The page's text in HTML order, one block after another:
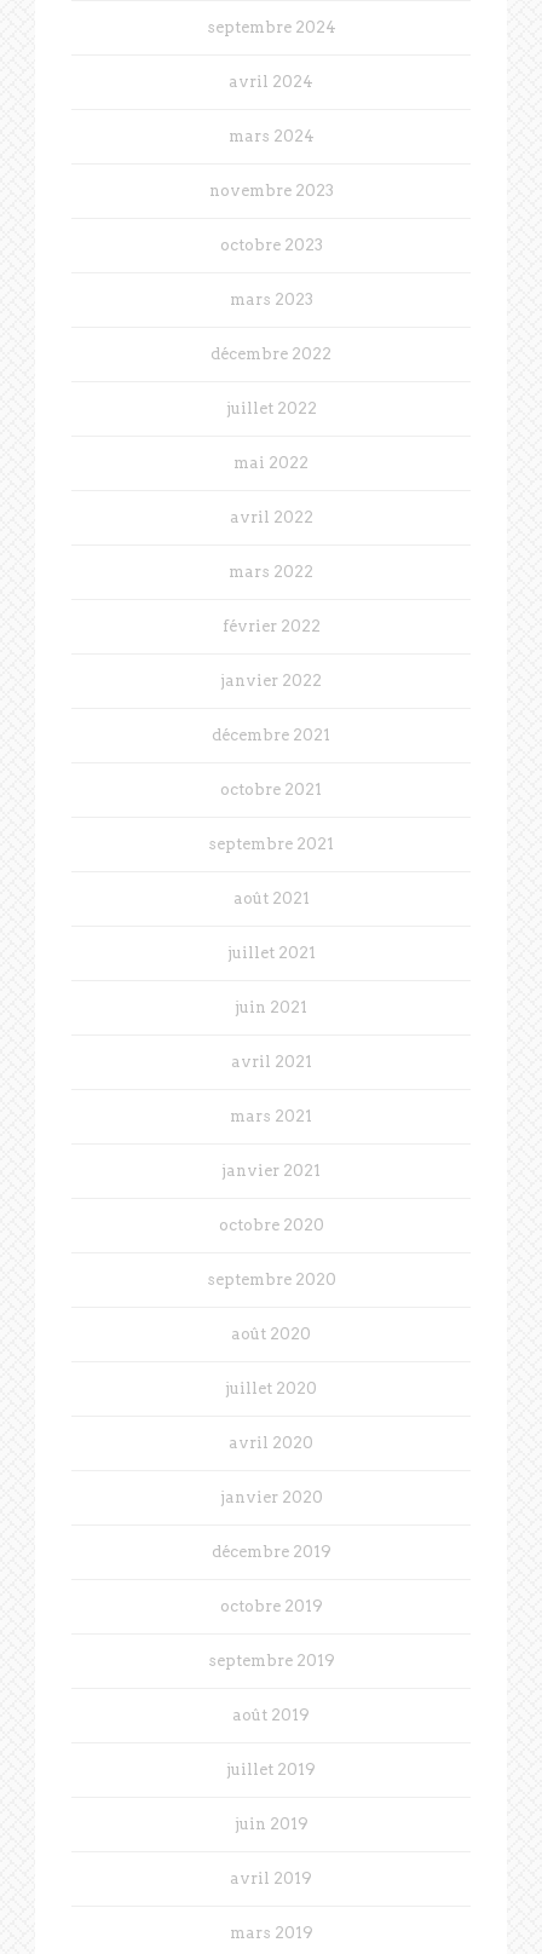
septembre 2024
avril 2024
mars 2024
novembre 2023
octobre 2023
mars 2023
décembre 2022
juillet 2022
mai 2022
avril 2022
mars 2022
février 2022
janvier 2022
décembre 2021
octobre 2021
septembre 2021
août 2021
juillet 2021
juin 2021
avril 2021
mars 2021
janvier 2021
octobre 2020
septembre 2020
août 2020
juillet 2020
avril 2020
janvier 2020
décembre 2019
octobre 2019
septembre 2019
août 2019
juillet 2019
juin 2019
avril 2019
mars 2019